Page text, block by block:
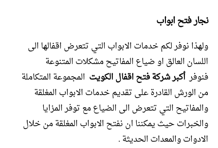
نجار فتح ابواب
ولهذا نوفر لكم خدمات الابواب التي تتعرض اقفالها الى
اللسان العالق او ضياع المفاتيح مشكلات المتنوعة
فنوفر أكبر شركة فتح اقفال الكويت المجموعة المتكاملة
من الورش القادرة على تقديم خدمات الابواب المغلقة
والمفاتيح التي تتعرض الى الضياع مع توفر المزايا
والخبرات حيث يمكننا ان نفتح الابواب المغلقة من خلال
الادوات والمعدات الحديثة .